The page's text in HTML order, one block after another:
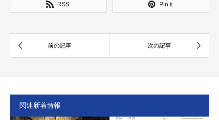
RSS Pin it
関連新着情報